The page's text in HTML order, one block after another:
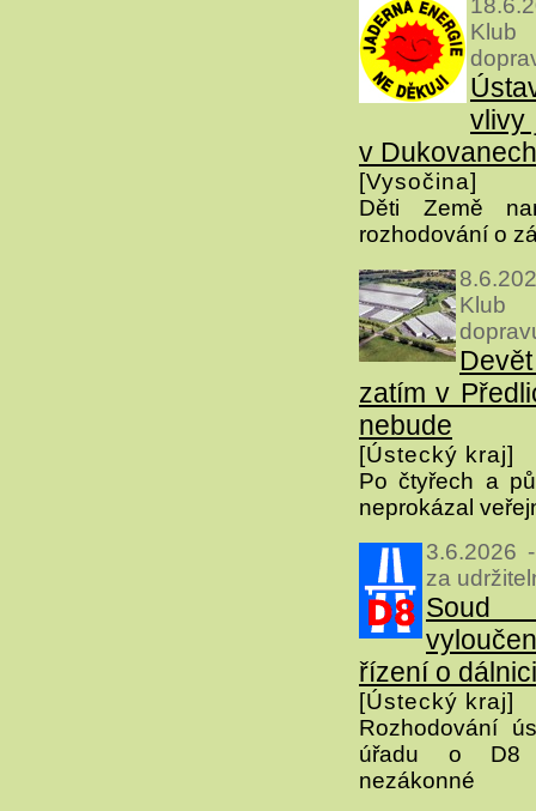
vlivy
v Dukovanech
[Vysočina]
Děti Země
rozhodování o
Klub
zatím v
nebude
[Ústecký kraj]
Po čtyřech a
neprokázal
3.6.2026
za
řízení o
[Ústecký kraj]
Rozhodování
úřadu o D8
nezákonné